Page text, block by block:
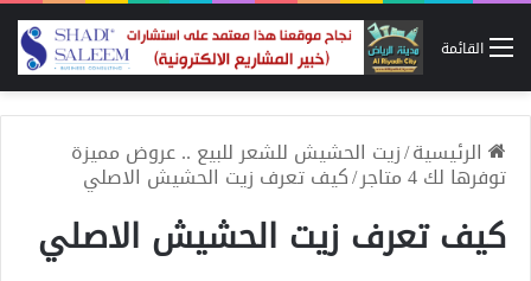
القائمة
الرئيسية/زيت الحشيش للشعر للبيع .. عروض مميزة
توفرها لك 4 متاجر /كيف تعرف زيت الحشيش الاصلي
كيف تعرف زيت الحشيش الاصلي